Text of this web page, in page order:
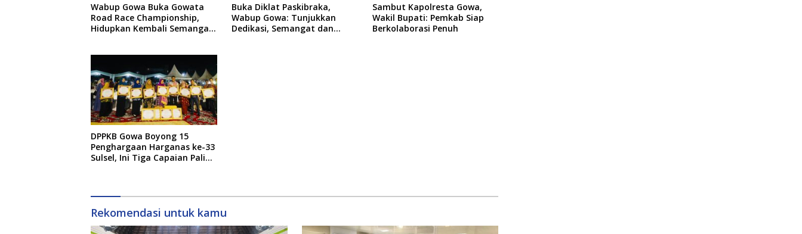
Wabup Gowa Buka Gowata
Road Race Championship,
Hidupkan Kembali Semangat
Buka Diklat Paskibraka,
Wabup Gowa: Tunjukkan
Dedikasi, Semangat dan
Sambut Kapolresta Gowa,
Wakil Bupati: Pemkab Siap
Berkolaborasi Penuh
DPPKB Gowa Boyong 15
Penghargaan Harganas ke-33
Sulsel, Ini Tiga Capaian Paling
Rekomendasi untuk kamu